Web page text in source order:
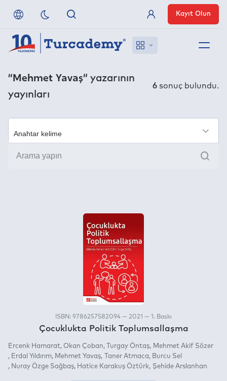
Referanslarımız
Uzaktan Erişim
Nasıl Erişirim
Üye Girişi
Kayıt Olun
“Mehmet Yavaş” yazarının
yayınları
6 sonuç bulundu.
Ara
ISBN: 9786257582094 — 2021 — 1. Baskı
Çocuklukta Politik Toplumsallaşma
Ercenk Hamarat Okan Çoban Turgay Öntaş
Mehmet Akif Sözer
Erdal Yıldırım
Mehmet Yavaş Taner Atmaca
Burcu Sel
Nuray Özge Sağbaş
Hatice Karakuş Öztürk Şehide Arslanhan